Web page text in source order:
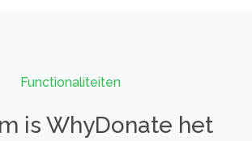
Functionaliteiten
is WhyDonate het